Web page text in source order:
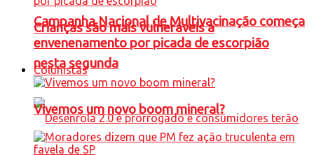
Campanha Nacional de Multivacinação começa
nesta segunda
Crianças são mais vulneráveis a
envenenamento por picada de escorpião
Colunistas
Vivemos um novo boom mineral?